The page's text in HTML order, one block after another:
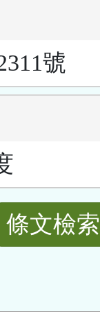
號
條文檢索